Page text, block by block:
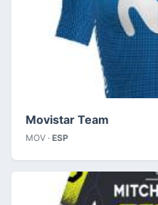
Movistar Team
MOV · ESP